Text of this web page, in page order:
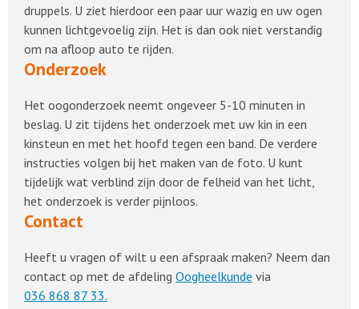
druppels. U ziet hierdoor een paar uur wazig en uw ogen
kunnen lichtgevoelig zijn. Het is dan ook niet verstandig
om na afloop auto te rijden.
Onderzoek
Het oogonderzoek neemt ongeveer 5-10 minuten in
beslag. U zit tijdens het onderzoek met uw kin in een
kinsteun en met het hoofd tegen een band. De verdere
instructies volgen bij het maken van de foto. U kunt
tijdelijk wat verblind zijn door de felheid van het licht,
het onderzoek is verder pijnloos.
Contact
Heeft u vragen of wilt u een afspraak maken? Neem dan
contact op met de afdeling Oogheelkunde via
036 868 87 33.